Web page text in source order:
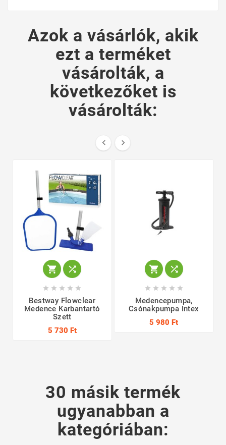
Azok a vásárlók, akik
ezt a terméket
vásárolták, a
következőket is
vásárolták:
 
 
    
Bestway Flowclear
Medence Karbantartó
Szett
5 730 Ft
 
    
Medencepumpa,
Csónakpumpa Intex
5 980 Ft
30 másik termék
ugyanabban a
kategóriában: